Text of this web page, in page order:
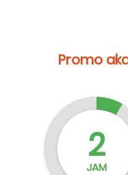
Promo
2
JAM